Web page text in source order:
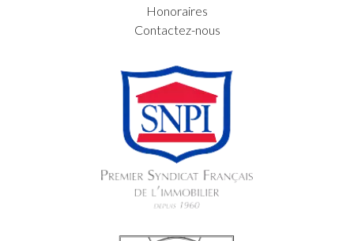
Honoraires
Contactez-nous